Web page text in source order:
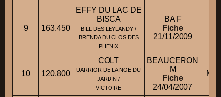
9 163.450
EFFY DU LAC DE
BISCA
BILL DES LEYLANDY /
BRENDA DU CLOS DES
PHENIX
BA F
Fiche
21/11/2009
10 120.800
COLT
UARRIOR DE LA NOE DU
JARDIN /
VICTOIRE
BEAUCERON
M
Fiche
24/04/2007
M.